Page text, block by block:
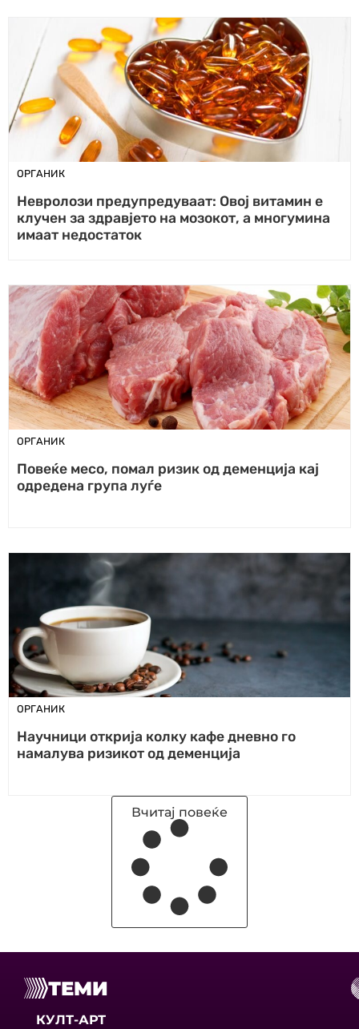
ОРГАНИК
Невролози предупредуваат: Овој витамин е
клучен за здравјето на мозокот, а многумина
имаат недостаток
ОРГАНИК
Повеќе месо, помал ризик од деменција кај
одредена група луѓе
ОРГАНИК
Научници открија колку кафе дневно го
намалува ризикот од деменција
Вчитај повеќе
ТЕМИ
КУЛТ-АРТ